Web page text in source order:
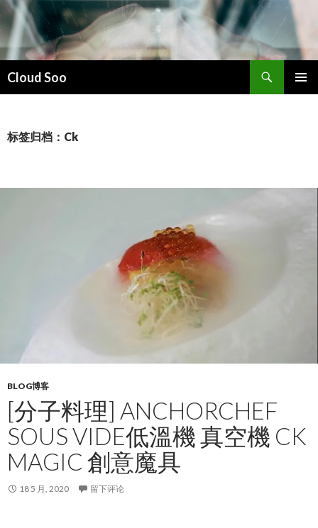
Cloud Soo
索
文
标签归档：Ck
BLOG博客
[分子料理] ANCHORCHEF
SOUS VIDE低溫機 真空機 CK
MAGIC 創意魔具
18 5 月, 2020 留下评论